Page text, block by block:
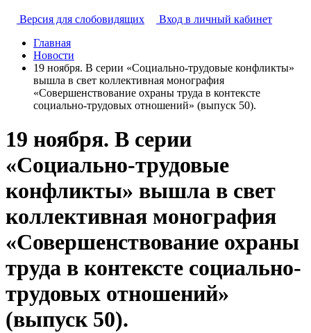
Версия для слобовидящих
Вход в личный кабинет
Главная
Новости
19 ноября. В серии «Социально-трудовые конфликты»
вышла в свет коллективная монография
«Совершенствование охраны труда в контексте
социально-трудовых отношений» (выпуск 50).
19 ноября. В серии
«Социально-трудовые
конфликты» вышла в свет
коллективная монография
«Совершенствование охраны
труда в контексте социально-
трудовых отношений»
(выпуск 50).